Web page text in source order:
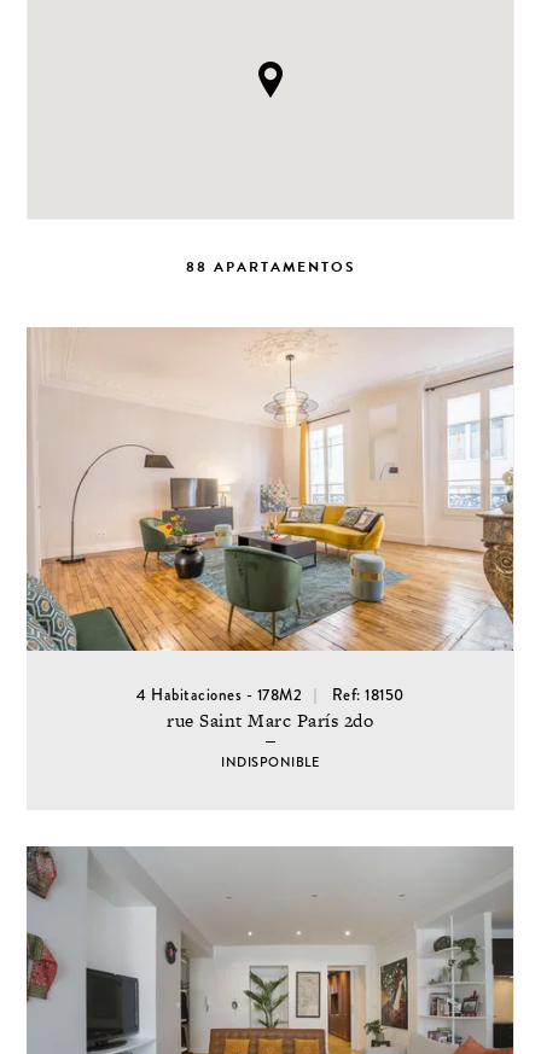
88 APARTAMENTOS
4 Habitaciones - 178M2 Ref: 18150
rue Saint Marc París 2do
INDISPONIBLE